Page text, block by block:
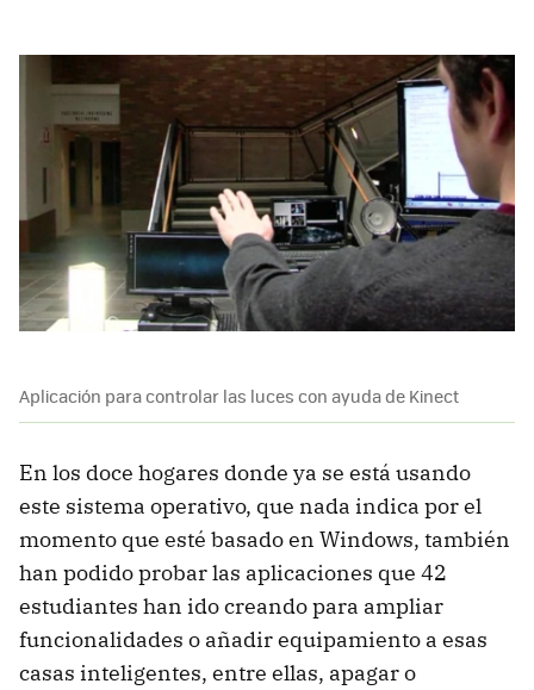
Aplicación para controlar las luces con ayuda de Kinect
En los doce hogares donde ya se está usando
este sistema operativo, que nada indica por el
momento que esté basado en Windows, también
han podido probar las aplicaciones que 42
estudiantes han ido creando para ampliar
funcionalidades o añadir equipamiento a esas
casas inteligentes, entre ellas, apagar o